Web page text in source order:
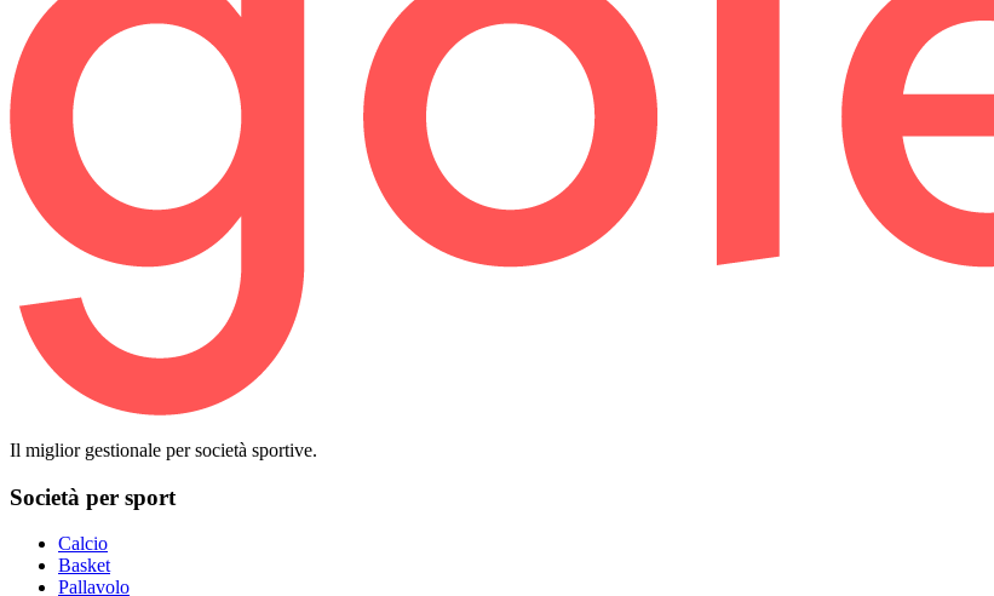
Il miglior gestionale per società sportive.
Società per sport
Calcio
Basket
Pallavolo